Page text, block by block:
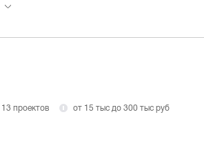
13 проектов
от 15 тыс до 300 тыс руб